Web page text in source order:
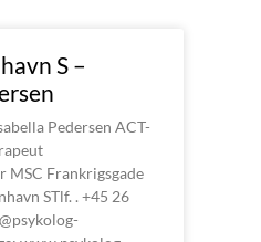
S –
Pedersen ACT-
Frankrigsgade
STlf. . +45 26